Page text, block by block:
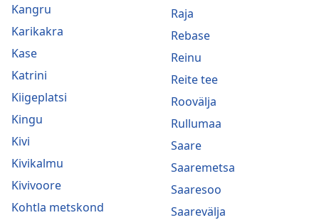
Kangru
Karikakra
Kase
Katrini
Kiigeplatsi
Kingu
Kivi
Kivikalmu
Kivivoore
Kohtla metskond
Raja
Rebase
Reinu
Reite tee
Roovälja
Rullumaa
Saare
Saaremetsa
Saaresoo
Saarevälja